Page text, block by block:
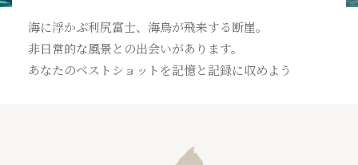
パンフレット
お問い合わせ
海に浮かぶ利尻富士、海鳥が飛来する断崖。
非日常的な風景との出会いがあります。
あなたのベストショットを記憶と記録に収めよう